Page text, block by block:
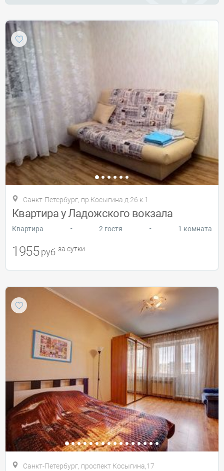
Санкт-Петербург, пр.Косыгина д.26 к.1
Квартира у Ладожского вокзала
Квартира • 2 гостя • 1 комната
1955 руб за сутки
Санкт-Петербург, проспект Косыгина,17